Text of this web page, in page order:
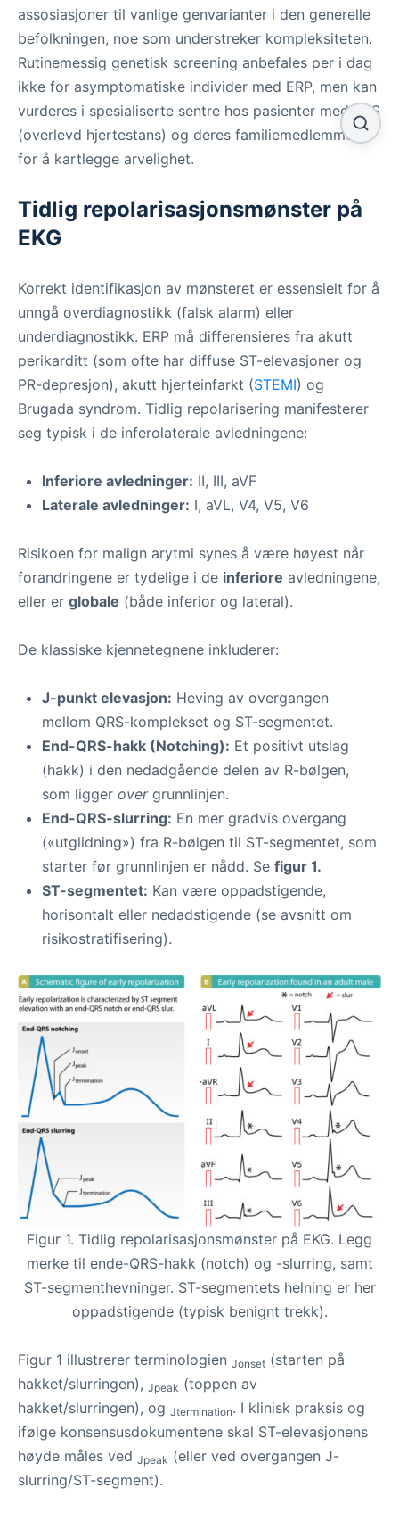
assosiasjoner til vanlige genvarianter i den generelle
befolkningen, noe som understreker kompleksiteten.
Rutinemessig genetisk screening anbefales per i dag
ikke for asymptomatiske individer med ERP, men kan
vurderes i spesialiserte sentre hos pasienter med ERS
(overlevd hjertestans) og deres familiemedlemmer
for å kartlegge arvelighet.
Tidlig repolarisasjonsmønster på
EKG
Korrekt identifikasjon av mønsteret er essensielt for å
unngå overdiagnostikk (falsk alarm) eller
underdiagnostikk. ERP må differensieres fra akutt
perikarditt (som ofte har diffuse ST-elevasjoner og
PR-depresjon), akutt hjerteinfarkt (STEMI) og
Brugada syndrom. Tidlig repolarisering manifesterer
seg typisk i de inferolaterale avledningene:
Inferiore avledninger: II, III, aVF
Laterale avledninger: I, aVL, V4, V5, V6
Risikoen for malign arytmi synes å være høyest når
forandringene er tydelige i de inferiore avledningene,
eller er globale (både inferior og lateral).
De klassiske kjennetegnene inkluderer:
J-punkt elevasjon: Heving av overgangen
mellom QRS-komplekset og ST-segmentet.
End-QRS-hakk (Notching): Et positivt utslag
(hakk) i den nedadgående delen av R-bølgen,
som ligger overgrunnlinjen.
End-QRS-slurring: En mer gradvis overgang
(«utglidning») fra R-bølgen til ST-segmentet, som
starter før grunnlinjen er nådd. Se figur 1.
ST-segmentet: Kan være oppadstigende,
horisontalt eller nedadstigende (se avsnitt om
risikostratifisering).
Figur 1. Tidlig repolarisasjonsmønster på EKG. Legg
merke til ende-QRS-hakk (notch) og -slurring, samt
ST-segmenthevninger. ST-segmentets helning er her
oppadstigende (typisk benignt trekk).
Figur 1 illustrerer terminologien Jonset (starten på
hakket/slurringen), Jpeak (toppen av
hakket/slurringen), og Jtermination. I klinisk praksis og
ifølge konsensusdokumentene skal ST-elevasjonens
høyde måles ved Jpeak (eller ved overgangen J-
slurring/ST-segment).